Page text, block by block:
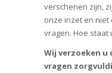
verschenen zijn,
onze inzet en
vragen. Hoe staat
Wij verzoeken u
vragen